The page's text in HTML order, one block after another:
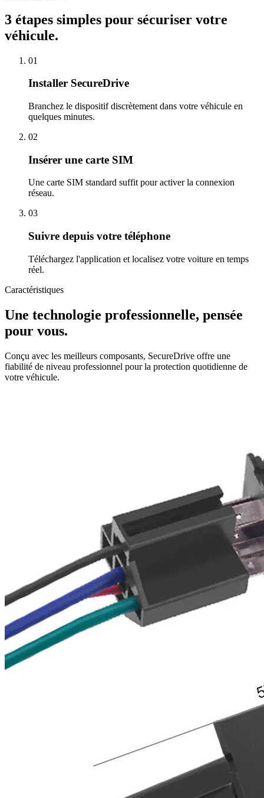
3 étapes simples pour sécuriser votre
véhicule.
01
Installer SecureDrive
Branchez le dispositif discrètement dans votre véhicule en
quelques minutes.
02
Insérer une carte SIM
Une carte SIM standard suffit pour activer la connexion
réseau.
03
Suivre depuis votre téléphone
Téléchargez l'application et localisez votre voiture en temps
réel.
Caractéristiques
Une technologie professionnelle, pensée
pour vous.
Conçu avec les meilleurs composants, SecureDrive offre une
fiabilité de niveau professionnel pour la protection quotidienne de
votre véhicule.